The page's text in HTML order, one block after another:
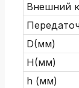
Внешний
D(мм)
H(мм)
h (мм)